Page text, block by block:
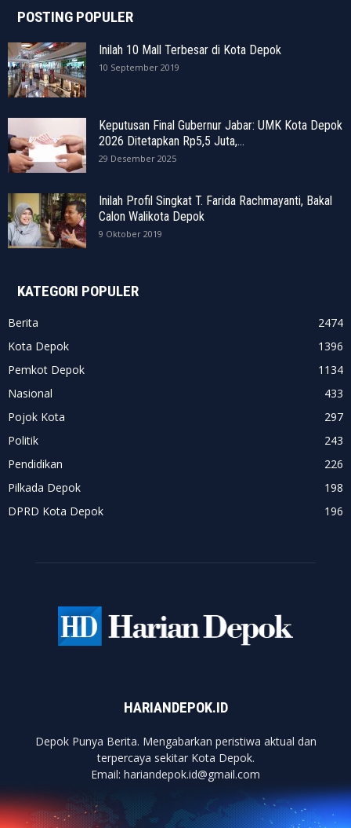
POSTING POPULER
Inilah 10 Mall Terbesar di Kota Depok
10 September 2019
Keputusan Final Gubernur Jabar: UMK Kota Depok
2026 Ditetapkan Rp5,5 Juta,...
29 Desember 2025
Inilah Profil Singkat T. Farida Rachmayanti, Bakal
Calon Walikota Depok
9 Oktober 2019
KATEGORI POPULER
Berita
2474
Kota Depok
1396
Pemkot Depok
1134
Nasional
433
Pojok Kota
297
Politik
243
Pendidikan
226
Pilkada Depok
198
DPRD Kota Depok
196
HARIANDEPOK.ID
Depok Punya Berita. Mengabarkan peristiwa aktual dan
terpercaya sekitar Kota Depok.
Email: hariandepok.id@gmail.com